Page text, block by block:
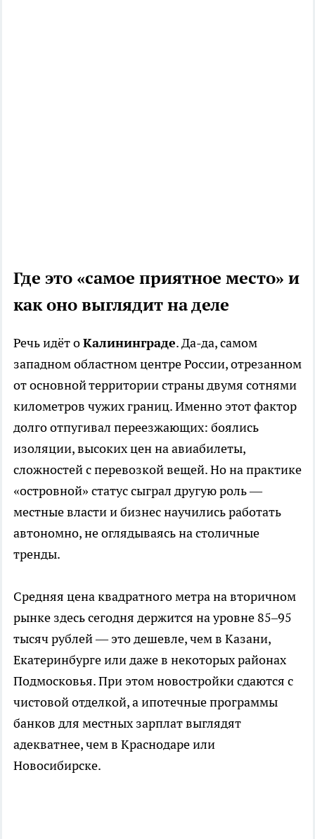
Где это «самое приятное место» и
как оно выглядит на деле
Речь идёт оКалининграде. Да-да, самом
западном областном центре России, отрезанном
от основной территории страны двумя сотнями
километров чужих границ. Именно этот фактор
долго отпугивал переезжающих: боялись
изоляции, высоких цен на авиабилеты,
сложностей с перевозкой вещей. Но на практике
«островной» статус сыграл другую роль —
местные власти и бизнес научились работать
автономно, не оглядываясь на столичные
тренды.
Средняя цена квадратного метра на вторичном
рынке здесь сегодня держится на уровне 85–95
тысяч рублей — это дешевле, чем в Казани,
Екатеринбурге или даже в некоторых районах
Подмосковья. При этом новостройки сдаются с
чистовой отделкой, а ипотечные программы
банков для местных зарплат выглядят
адекватнее, чем в Краснодаре или
Новосибирске.